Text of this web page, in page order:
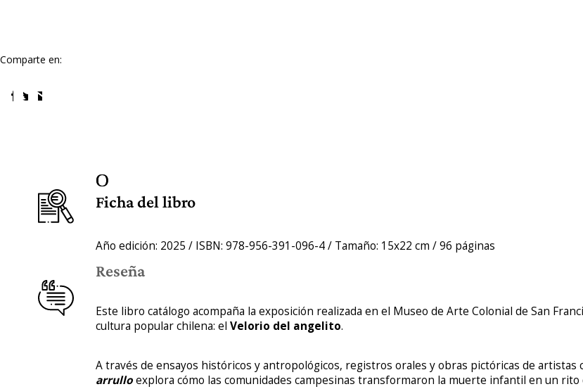
Comparte en:
Ficha del libro
Año edición: 2025 / ISBN: 978-956-391-096-4 / Tamaño: 15x22 cm / 96 páginas
Reseña
Este libro catálogo acompaña la exposición realizada en el Museo de Arte Colonial de San
cultura popular chilena: el Velorio del angelito.
A través de ensayos históricos y antropológicos, registros orales y obras pictóricas de artistas
arrulloexplora cómo las comunidades campesinas transformaron la muerte infantil en un rito